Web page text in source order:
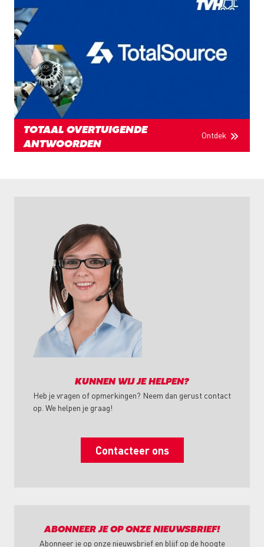
TOTAAL OVERTUIGENDE
ANTWOORDEN
Ontdek
KUNNEN WIJ JE HELPEN?
Heb je vragen of opmerkingen? Neem dan gerust contact
op. We helpen je graag!
Contacteer ons
ABONNEER JE OP ONZE NIEUWSBRIEF!
Abonneer je op onze nieuwsbrief en blijf op de hoogte